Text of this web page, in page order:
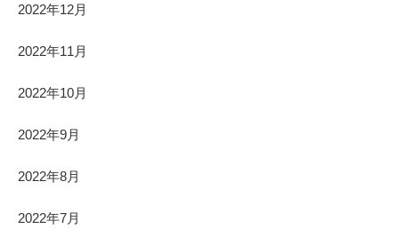
2022年12月
2022年11月
2022年10月
2022年9月
2022年8月
2022年7月